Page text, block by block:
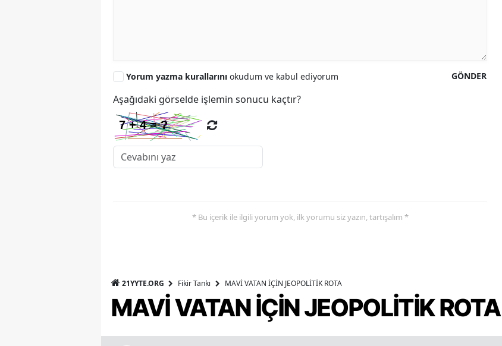
GÖNDER
Yorum yazma kurallarını okudum ve kabul ediyorum
Aşağıdaki görselde işlemin sonucu kaçtır?
* Bu içerik ile ilgili yorum yok, ilk yorumu siz yazın, tartışalım *
21YYTE.ORG Fikir Tankı MAVİ VATAN İÇİN JEOPOLİTİK ROTA
MAVİ VATAN İÇİN JEOPOLİTİK ROTA